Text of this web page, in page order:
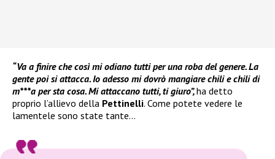
“Va a finire che così mi odiano tutti per una roba del genere. La
gente poi si attacca. Io adesso mi dovrò mangiare chili e chili di
m***a per sta cosa. Mi attaccano tutti, ti giuro”,ha detto
proprio l’allievo della Pettinelli. Come potete vedere le
lamentele sono state tante…